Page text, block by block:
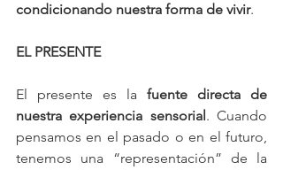
condicionando nuestra forma de vivir.
EL PRESENTE
El presente es la fuente directa de
nuestra experiencia sensorial. Cuando
pensamos en el pasado o en el futuro,
tenemos una “representación” de la